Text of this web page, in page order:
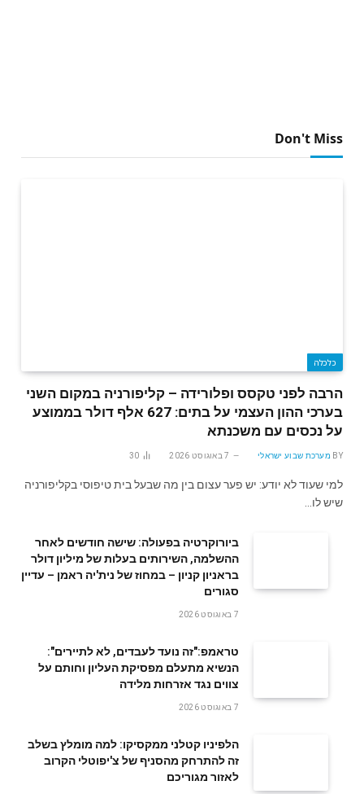
Don't Miss
כלכלה
הרבה לפני טקסס ופלורידה – קליפורניה במקום השני
בערכי ההון העצמי על בתים: 627 אלף דולר בממוצע
על נכסים עם משכנתא
BY מערכת שבוע ישראלי 7 באוגוסט 2026 30
למי שעוד לא יודע: יש פער עצום בין מה שבעל בית טיפוסי בקליפורניה
שיש לו…
ביורוקרטיה בפעולה: שישה חודשים לאחר
ההשלמה, השירותים בעלות של מיליון דולר
בראניון קניון – במחוז של נית'יה ראמן – עדיין
סגורים
7 באוגוסט 2026
טראמפ:"זה נועד לעבדים, לא לתיירים":
הנשיא מתעלם מפסיקת העליון וחותם על
צווים נגד אזרחות מלידה
7 באוגוסט 2026
הלפיניו קטלני ממקסיקו: למה מומלץ בשלב
זה להתרחק מהסניף של צ'יפוטלי הקרוב
לאזור מגוריכם